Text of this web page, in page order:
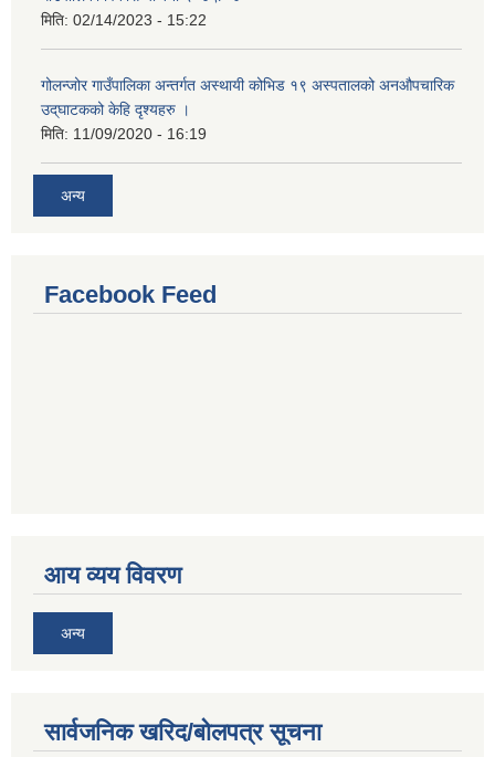
मिति: 02/14/2023 - 15:22
गोलन्जोर गाउँपालिका अन्तर्गत अस्थायी कोभिड १९ अस्पतालको अनऔपचारिक
उद्‌घाटकको केहि दृश्यहरु ।
मिति: 11/09/2020 - 16:19
अन्य
Facebook Feed
आय व्यय विवरण
अन्य
सार्वजनिक खरिद/बोलपत्र सूचना